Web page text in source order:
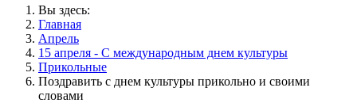
Вы здесь:
Главная
Апрель
15 апреля - С международным днем культуры
Прикольные
Поздравить с днем культуры прикольно и своими
словами